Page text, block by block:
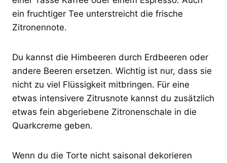
ein fruchtiger Tee unterstreicht die frische
Zitronennote.
Du kannst die Himbeeren durch Erdbeeren oder
andere Beeren ersetzen. Wichtig ist nur, dass sie
nicht zu viel Flüssigkeit mitbringen. Für eine
etwas intensivere Zitrusnote kannst du zusätzlich
etwas fein abgeriebene Zitronenschale in die
Quarkcreme geben.
Wenn du die Torte nicht saisonal dekorieren